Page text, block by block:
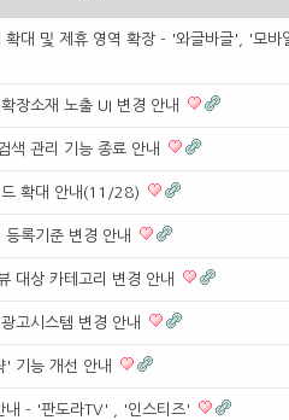
확대 및 제휴 영역 확장 - '와글바글', '모
장소재 노출 UI 변경 안내
색 관리 기능 종료 안내
드 확대 안내(11/28)
록기준 변경 안내
대상 카테고리 변경 안내
고시스템 변경 안내
' 기능 개선 안내
내 - '판도라TV' , '인스티즈'